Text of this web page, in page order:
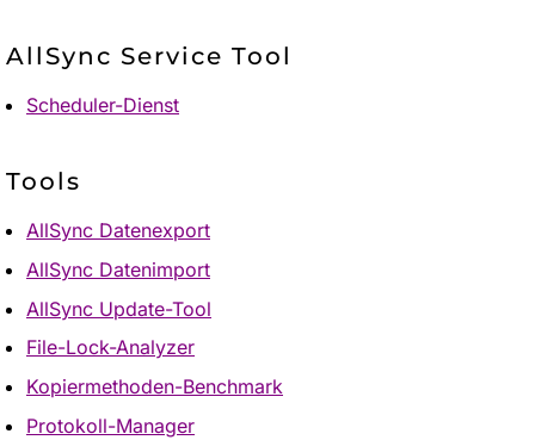
AllSync Service Tool
Scheduler-Dienst
Tools
AllSync Datenexport
AllSync Datenimport
AllSync Update-Tool
File-Lock-Analyzer
Kopiermethoden-Benchmark
Protokoll-Manager